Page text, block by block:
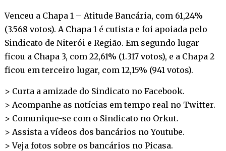
Venceu a Chapa 1 – Atitude Bancária, com 61,24%
(3.568 votos). A Chapa 1 é cutista e foi apoiada pelo
Sindicato de Niterói e Região. Em segundo lugar
ficou a Chapa 3, com 22,61% (1.317 votos), e a Chapa 2
ficou em terceiro lugar, com 12,15% (941 votos).
> Curta a amizade do Sindicato no Facebook.
> Acompanhe as notícias em tempo real no Twitter.
> Comunique-se com o Sindicato no Orkut.
> Assista a vídeos dos bancários noYoutube.
> Veja fotos sobre os bancários no Picasa.